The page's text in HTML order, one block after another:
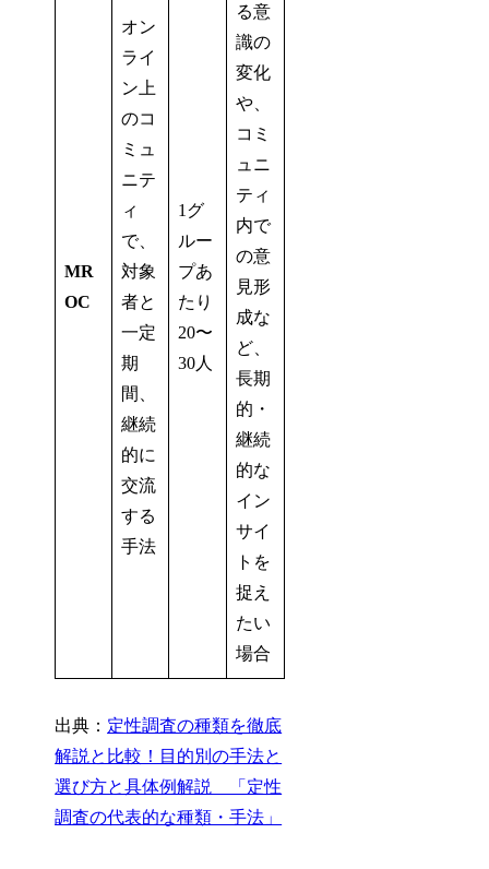
MR
OC
オン
ライ
ン上
のコ
ミュ
ニテ
ィ
で、
対象
者と
一定
期
間、
継続
的に
交流
する
手法
1グ
ルー
プあ
たり
20〜
30人
る意
識の
変化
や、
コミ
ュニ
ティ
内で
の意
見形
成な
ど、
長期
的・
継続
的な
イン
サイ
トを
捉え
たい
場合
出典： 定性調査の種類を徹底
解説と比較！目的別の手法と
選び方と具体例解説 「定性
調査の代表的な種類・手法」